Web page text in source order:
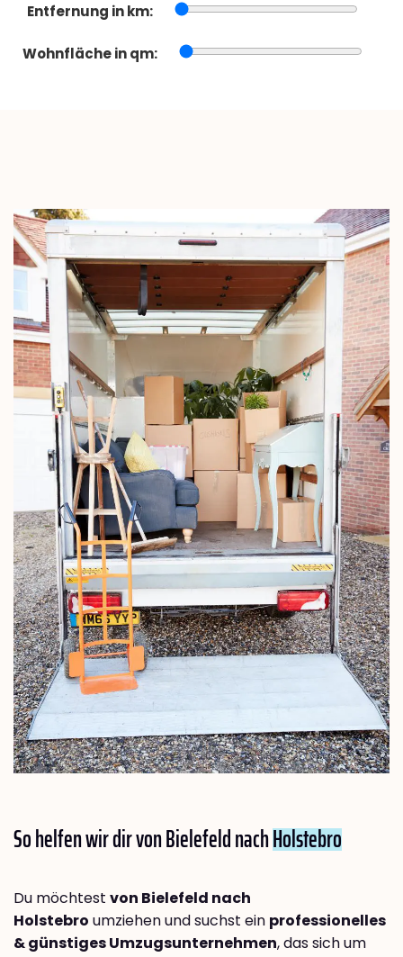
Entfernung in km:
Wohnfläche in qm:
So helfen wir dir von Bielefeld nachHolstebro
Du möchtest von Bielefeld nach
Holstebro umziehen und suchst ein professionelles
& günstiges Umzugsunternehmen, das sich um